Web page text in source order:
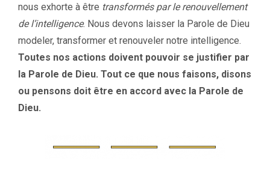
nous exhorte à être transformés par le renouvellement
de l’intelligence. Nous devons laisser la Parole de Dieu
modeler, transformer et renouveler notre intelligence.
Toutes nos actions doivent pouvoir se justifier par
la Parole de Dieu. Tout ce que nous faisons, disons
ou pensons doit être en accord avec la Parole de
Dieu.